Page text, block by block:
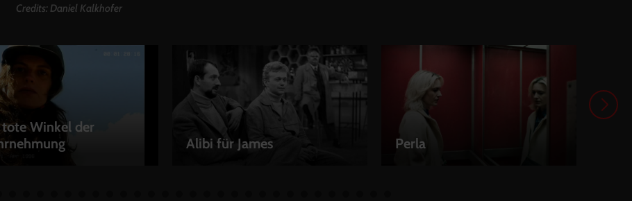
Credits: Daniel Kalkhofer
tote Winkel der
Alibi für James
LEIHEN Perla
LEIHEN